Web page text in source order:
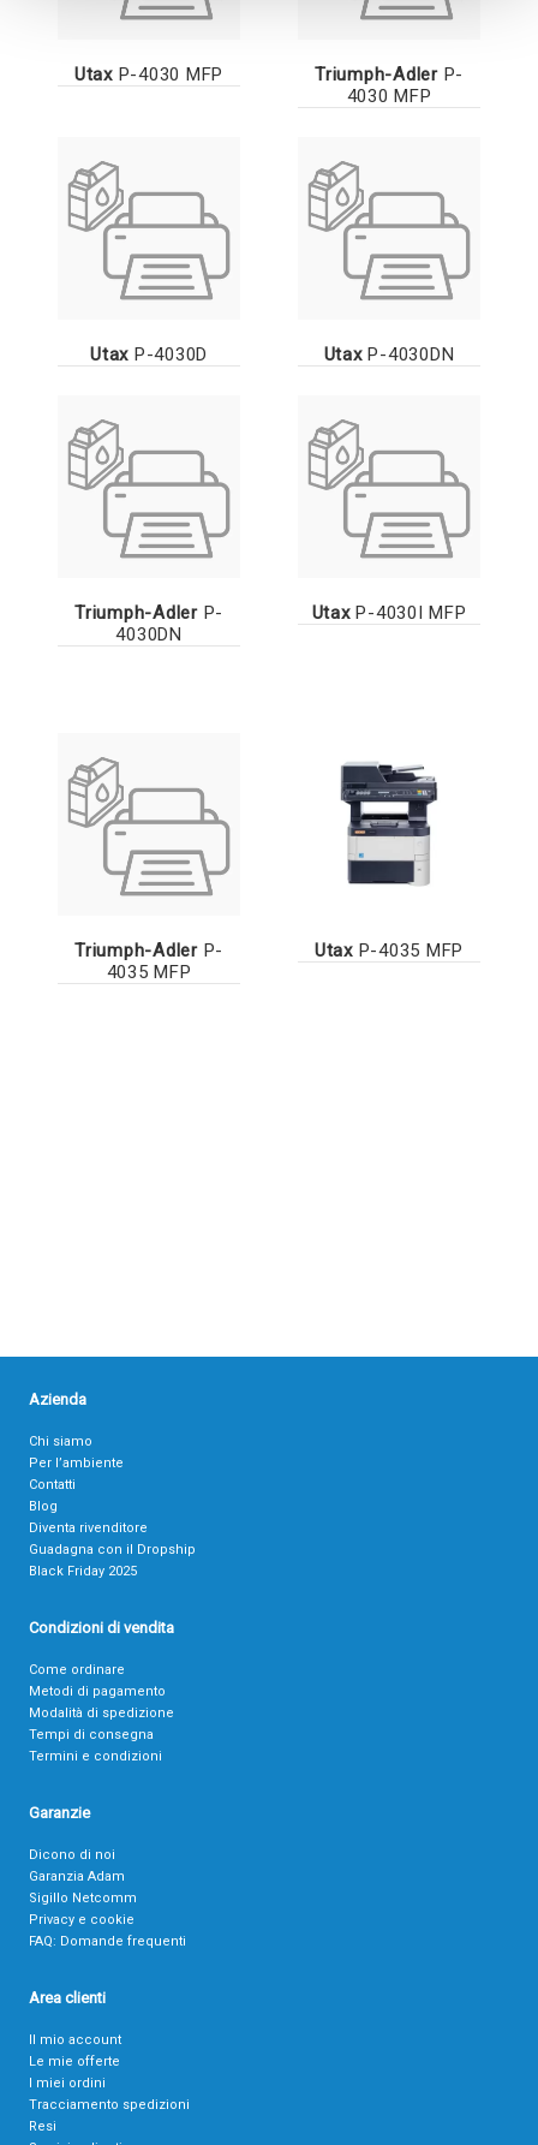
UtaxP-4030 MFP Triumph-AdlerP-
4030 MFP
Utax P-4030D UtaxP-4030DN
Triumph-AdlerP-
4030DN
UtaxP-4030I MFP
Triumph-AdlerP-
4035 MFP
UtaxP-4035 MFP
Azienda
Chi siamo
Per l’ambiente
Contatti
Blog
Diventa rivenditore
Guadagna con il Dropship
Black Friday 2025
Condizioni di vendita
Come ordinare
Metodi di pagamento
Modalità di spedizione
Tempi di consegna
Termini e condizioni
Garanzie
Dicono di noi
Garanzia Adam
Sigillo Netcomm
Privacy e cookie
FAQ: Domande frequenti
Area clienti
Il mio account
Le mie offerte
I miei ordini
Tracciamento spedizioni
Resi